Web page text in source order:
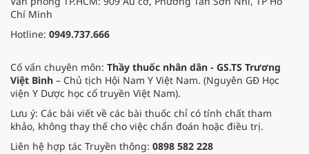
Chí Minh
Hotline: 0949.737.666
Cố vấn chuyên môn: Thầy thuốc nhân dân - GS.TS Trương
Việt Bình – Chủ tịch Hội Nam Y Việt Nam. (Nguyên GĐ Học
viện Y Dược học cổ truyền Việt Nam).
Lưu ý: Các bài viết về các bài thuốc chỉ có tính chất tham
khảo, không thay thế cho việc chẩn đoán hoặc điều trị.
Liên hệ hợp tác Truyền thông: 0898 582 228